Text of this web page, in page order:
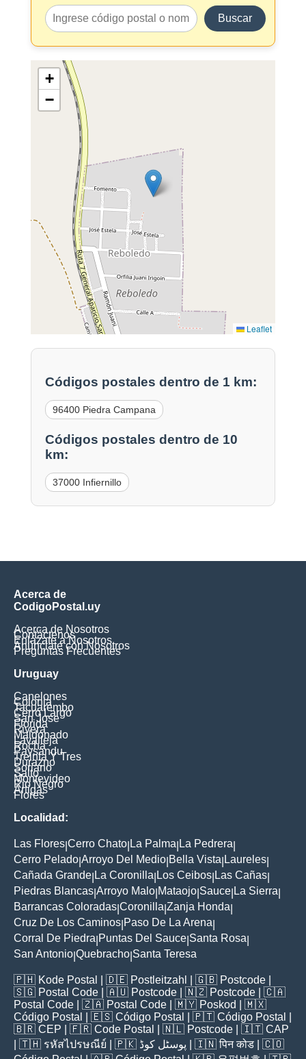
Buscar
+
−
Leaflet
Códigos postales dentro de 1 km:
96400 Piedra Campana
Códigos postales dentro de 10
km:
37000 Infiernillo
Acerca de
CodigoPostal.uy
Acerca de Nosotros
Contáctenos
Enlázate a Nosotros
Anúnciate con Nosotros
Preguntas Frecuentes
Uruguay
Canelones
Colonia
Tacuarembo
Cerro Largo
San Jose
Florida
Rivera
Maldonado
Lavalleja
Rocha
Paysandu
Treinta Y Tres
Durazno
Soriano
Salto
Montevideo
Rio Negro
Artigas
Flores
Localidad:
Las Flores Cerro Chato La Palma La Pedrera
Cerro Pelado Arroyo Del Medio Bella Vista Laureles
Cañada Grande La Coronilla Los Ceibos Las Cañas
Piedras Blancas Arroyo Malo Mataojo Sauce La Sierra
Barrancas Coloradas Coronilla Zanja Honda
Cruz De Los Caminos Paso De La Arena
Corral De Piedra Puntas Del Sauce Santa Rosa
San Antonio Quebracho Santa Teresa
🇵🇭 Kode Postal | 🇩🇪 Postleitzahl | 🇬🇧 Postcode
🇸🇬 Postal Code | 🇦🇺 Postcode | 🇳🇿 Postcode | 🇨🇦
Postal Code | 🇿🇦 Postal Code | 🇲🇾 Poskod
| 🇲🇽
Código Postal
| 🇪🇸 Código Postal | 🇵🇹 Código Postal
🇧🇷 CEP | 🇫🇷 Code Postal | 🇳🇱 Postcode | 🇮🇹 CAP
| 🇹🇭 รหัสไปรษณีย์ | 🇵🇰 پوسٹل کوڈ | 🇮🇳पिन कोड | 🇨🇴